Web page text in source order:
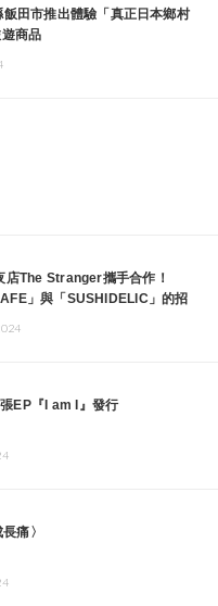
飯田市推出體驗「真正日本鄉村
商品
The Stranger攜手合作！
」與「SUSHIDELIC」的招
EP『I am I』發行
痛〉